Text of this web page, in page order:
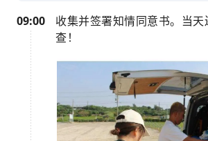
09:00
收集并签署知情同意书。当
查！